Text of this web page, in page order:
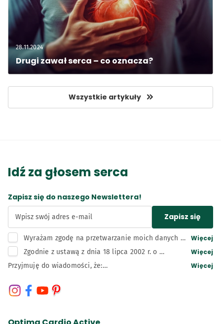
28.11.2024
Drugi zawał serca – co oznacza?
Wszystkie artykuły
Idź za głosem serca
Zapisz się do naszego Newslettera!
Wpisz swój adres e-mail Zapisz się
Wyrażam zgodę na przetwarzanie moich danych
osobowych, tj. adresu e-mail, przez administratora
celu związanym z działaniami marketingowymi
Więcej
Zgodnie z ustawą z dnia 18 lipca 2002 r. o
świadczeniu usług drogą elektroniczną wyrażam
przesyłanych przez Bunge Polska sp. z o.o. z
siedzibą w Kruszwicy drogą elektroniczną (e-mail,
Więcej
Przyjmuję do wiadomości, że:
Polska Spółka z ograniczoną odpowiedzialnością z
siedzibą w Kruszwicy, adres: 88-150 Kruszwica, ul.
Krajowego Rejestru Sądowego prowadzonego przez Sąd
Więcej